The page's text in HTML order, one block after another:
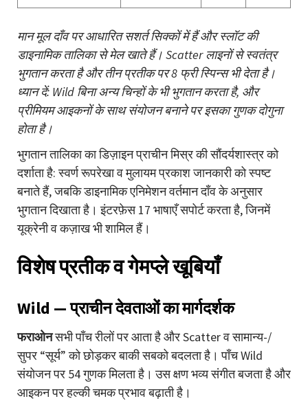
मान मूल दाँव पर आधारित सशर्त सिक्कों में हैं और स्लॉट की
डाइनामिक तालिका से मेल खाते हैं। Scatter लाइनों से स्वतंत्र
भुगतान करता है और तीन प्रतीक पर 8 फ्री स्पिन्स भी देता है।
ध्यान दें: Wild बिना अन्य चिन्हों के भी भुगतान करता है, और
प्रीमियम आइकनों के साथ संयोजन बनाने पर इसका गुणक दोगुना
होता है।
भुगतान तालिका का डिज़ाइन प्राचीन मिस्र की सौंदर्यशास्त्र को
दर्शाता है: स्वर्ण रूपरेखा व मुलायम प्रकाश जानकारी को स्पष्ट
बनाते हैं, जबकि डाइनामिक एनिमेशन वर्तमान दाँव के अनुसार
भुगतान दिखाता है। इंटरफ़ेस 17 भाषाएँ सपोर्ट करता है, जिनमें
यूक्रेनी व कज़ाख भी शामिल हैं।
विशेष प्रतीक व गेमप्ले खूबियाँ
Wild — प्राचीन देवताओं का मार्गदर्शक
फराओनसभी पाँच रीलों पर आता है और Scatter व सामान्य-/
सुपर “सूर्य” को छोड़कर बाकी सबको बदलता है। पाँच Wild
संयोजन पर 54 गुणक मिलता है। उस क्षण भव्य संगीत बजता है और
आइकन पर हल्की चमक प्रभाव बढ़ाती है।